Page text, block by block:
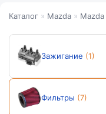
Каталог » Mazda »
Зажигание (1)
Фильтры (7)